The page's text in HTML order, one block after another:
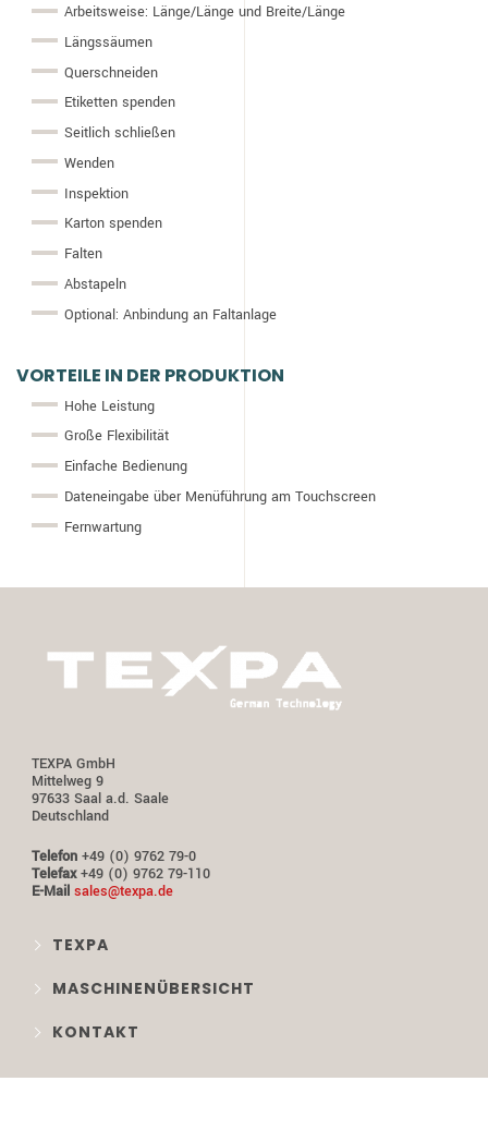
Arbeitsweise: Länge/Länge und Breite/Länge
Längssäumen
Querschneiden
Etiketten spenden
Seitlich schließen
Wenden
Inspektion
Karton spenden
Falten
Abstapeln
Optional: Anbindung an Faltanlage
VORTEILE IN DER PRODUKTION
Hohe Leistung
Große Flexibilität
Einfache Bedienung
Dateneingabe über Menüführung am Touchscreen
Fernwartung
TEXPA GmbH
Mittelweg 9
97633 Saal a.d. Saale
Deutschland
Telefon +49 (0) 9762 79-0
Telefax+49 (0) 9762 79-110
E-Mail sales@texpa.de
TEXPA
MASCHINENÜBERSICHT
KONTAKT